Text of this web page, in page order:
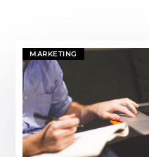
MARKETING